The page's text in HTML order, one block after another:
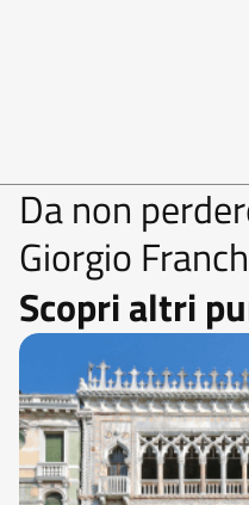
Da non
Giorgio
Scopri altri